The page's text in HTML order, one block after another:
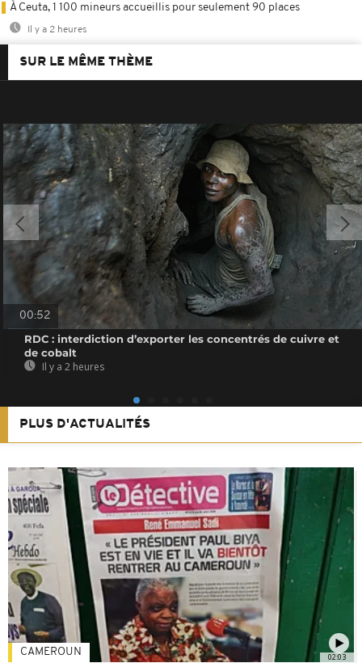
À Ceuta, 1 100 mineurs accueillis pour seulement 90 places
Il y a 2 heures
SUR LE MÊME THÈME
00:52
RDC : interdiction d’exporter les concentrés de cuivre et
de cobalt
Il y a 2 heures
PLUS D'ACTUALITÉS
02:03
CAMEROUN